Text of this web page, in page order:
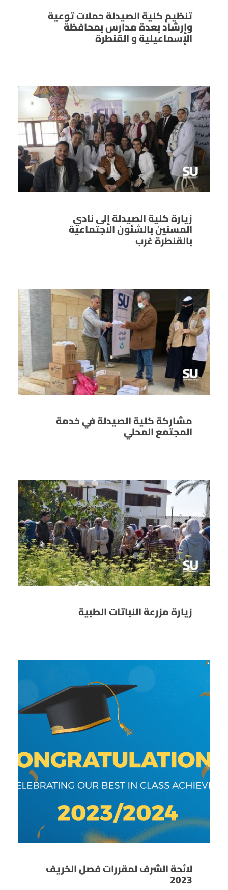
تنظيم كلية الصيدلة حملات توعية
وإرشاد بعدة مدارس بمحافظة
الإسماعيلية و القنطرة
زيارة كلية الصيدلة إلى نادي
المسنين بالشئون الاجتماعية
بالقنطرة غرب
مشاركة كلية الصيدلة في خدمة
المجتمع المحلي
زيارة مزرعة النباتات الطبية
لائحة الشرف لمقررات فصل الخريف
2023